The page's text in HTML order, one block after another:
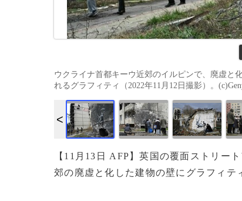
ウクライナ首都キーウ近郊のイルピンで、廃虚と
れるグラフィティ（2022年11月12日撮影）。
【11月13日 AFP】英国の覆面ストリー
郊の廃虚と化した建物の壁にグラフィテ